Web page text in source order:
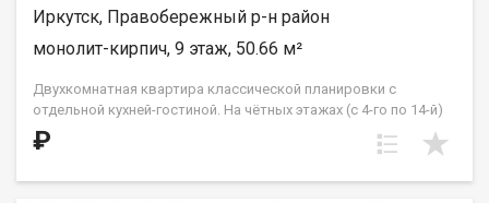
Иркутск, Правобережный р-н район
монолит-кирпич, 9 этаж, 50.66 м²
Двухкомнатная квартира классической планировки с
отдельной кухней-гостиной. На чётных этажах (с 4-го по 14-й)
из кухни предусмотрен выход на французский балкон.
Расположение квартиры — угловое, с выходом на солнечную
₽